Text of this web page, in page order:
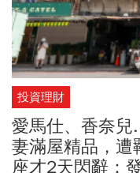
投資理財
愛馬仕、香奈
妻滿屋精品，遭
座才2天閃辭：